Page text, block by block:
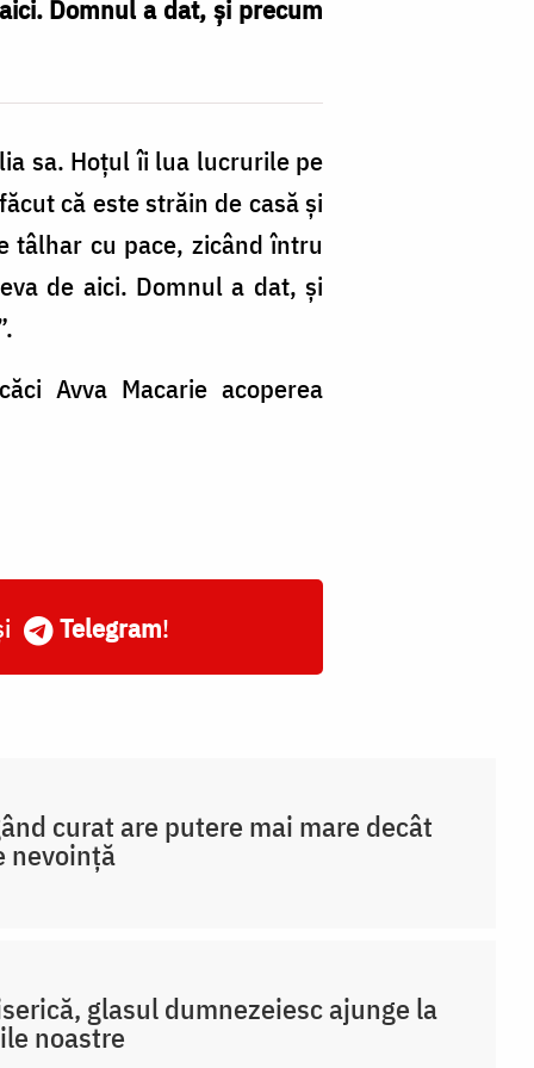
Domnul a dat, şi precum
sa. Hoțul îi lua lucrurile pe
că este străin de casă şi
tâlhar cu pace, zicând întru
de aici. Domnul a dat, şi
Avva Macarie acoperea
Telegram!
curat are putere mai mare decât
nevoință
glasul dumnezeiesc ajunge la
noastre